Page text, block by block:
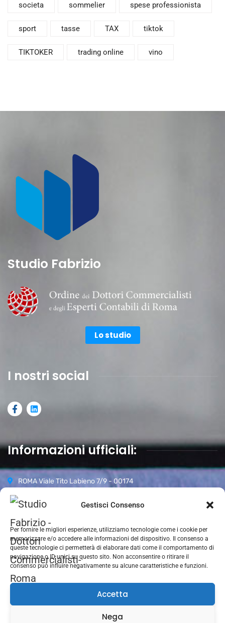
Gestisci Consenso
Per fornire le migliori esperienze, utilizziamo tecnologie come i cookie per
memorizzare e/o accedere alle informazioni del dispositivo. Il consenso a
queste tecnologie ci permetterà di elaborare dati come il comportamento di
navigazione o ID unici su questo sito. Non acconsentire o ritirare il
consenso può influire negativamente su alcune caratteristiche e funzioni.
Accetta
Nega
societa sommelier spese professionista
sport tasse TAX tiktok
TIKTOKER trading online vino
Studio Fabrizio
Lo studio
I nostri social
Informazioni ufficiali:
ROMA Viale Tito Labieno 7/9 - 00174
06 87942296
Orari d’apertura:
Lun-Ven 09.00-18.00
Sabato 09.00–13.00
Domenica CHIUSO